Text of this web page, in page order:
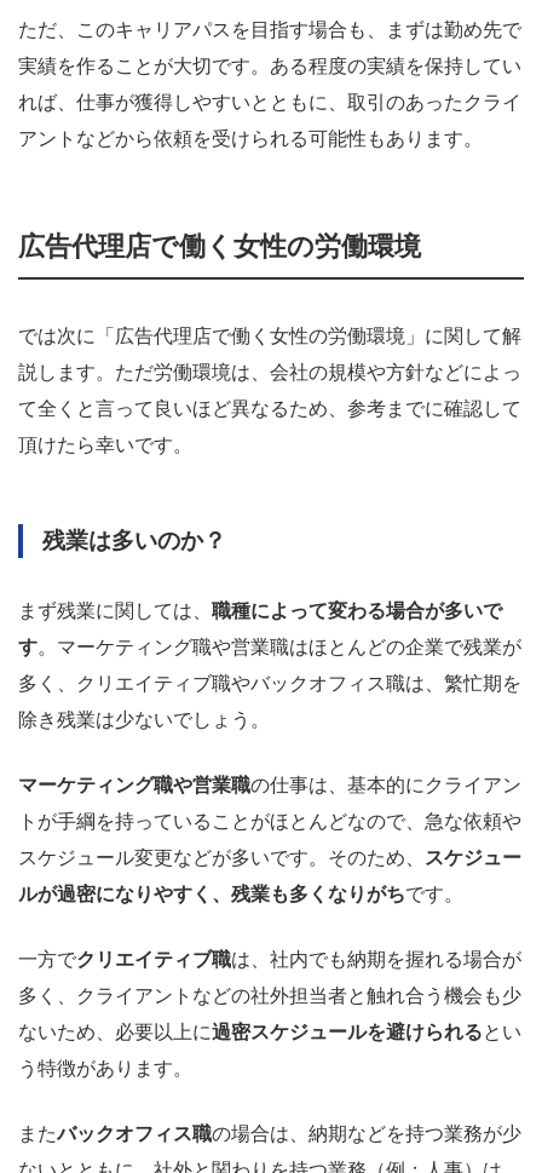
ただ、このキャリアパスを目指す場合も、まずは勤め先で
実績を作ることが大切です。ある程度の実績を保持してい
れば、仕事が獲得しやすいとともに、取引のあったクライ
アントなどから依頼を受けられる可能性もあります。
広告代理店で働く女性の労働環境
では次に「広告代理店で働く女性の労働環境」に関して解
説します。ただ労働環境は、会社の規模や方針などによっ
て全くと言って良いほど異なるため、参考までに確認して
頂けたら幸いです。
残業は多いのか？
まず残業に関しては、 職種によって変わる場合が多いで
す。マーケティング職や営業職はほとんどの企業で残業が
多く、クリエイティブ職やバックオフィス職は、繁忙期を
除き残業は少ないでしょう。
マーケティング職や営業職の仕事は、基本的にクライアン
トが手綱を持っていることがほとんどなので、急な依頼や
スケジュール変更などが多いです。そのため、
スケジュー
ルが過密になりやすく、残業も多くなりがちです。
一方でクリエイティブ職は、社内でも納期を握れる場合が
多く、クライアントなどの社外担当者と触れ合う機会も少
ないため、必要以上に過密スケジュールを避けられるとい
う特徴があります。
またバックオフィス職の場合は、納期などを持つ業務が少